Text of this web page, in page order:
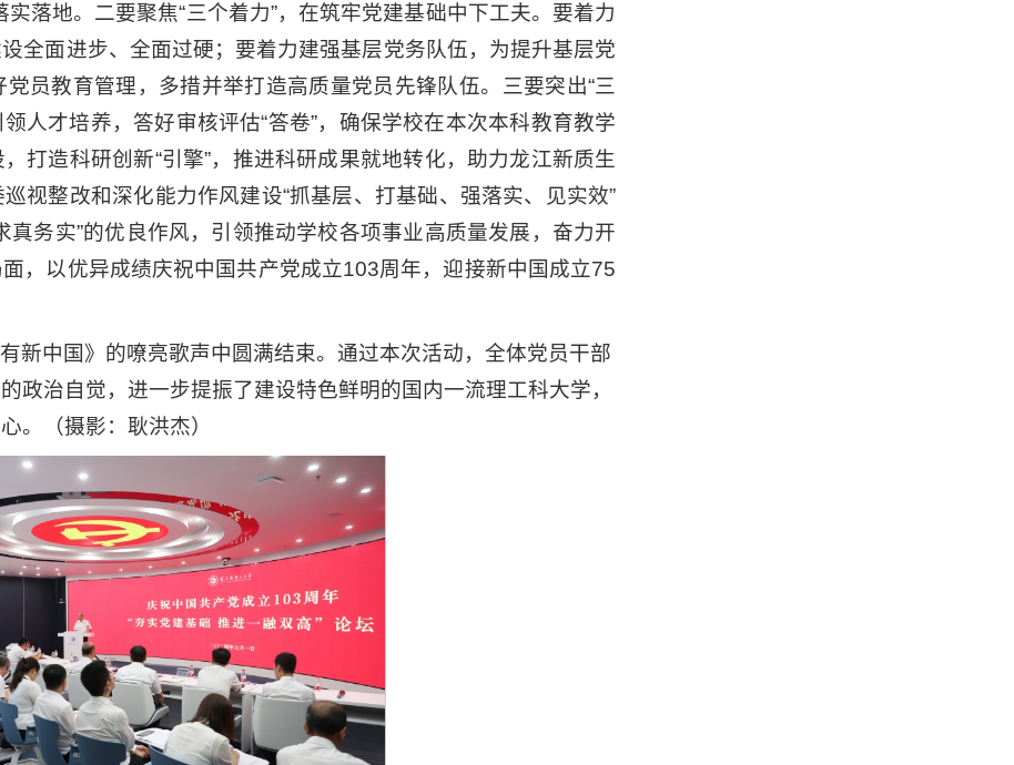
落地。二要聚焦“三个着力”，在筑牢党建基础中下工夫。要着力
全面进步、全面过硬；要着力建强基层党务队伍，为提升基层党
员教育管理，多措并举打造高质量党员先锋队伍。三要突出“三
人才培养，答好审核评估“答卷”，确保学校在本次本科教育教学
打造科研创新“引擎”，推进科研成果就地转化，助力龙江新质生
视整改和深化能力作风建设“抓基层、打基础、强落实、见实效”
务实”的优良作风，引领推动学校各项事业高质量发展，奋力开
，以优异成绩庆祝中国共产党成立103周年，迎接新中国成立75
新中国》的嘹亮歌声中圆满结束。通过本次活动，全体党员干部
政治自觉，进一步提振了建设特色鲜明的国内一流理工科大学，
。（摄影：耿洪杰）